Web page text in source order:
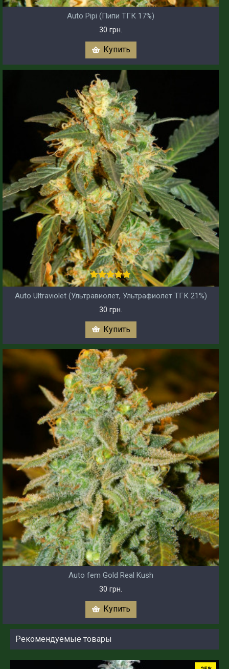
Auto Pipi (Пипи ТГК 17%)
30 грн.
Купить
Auto Ultraviolet (Ультравиолет, Ультрафиолет ТГК 21%)
30 грн.
Купить
Auto fem Gold Real Kush
30 грн.
Купить
Рекомендуемые товары